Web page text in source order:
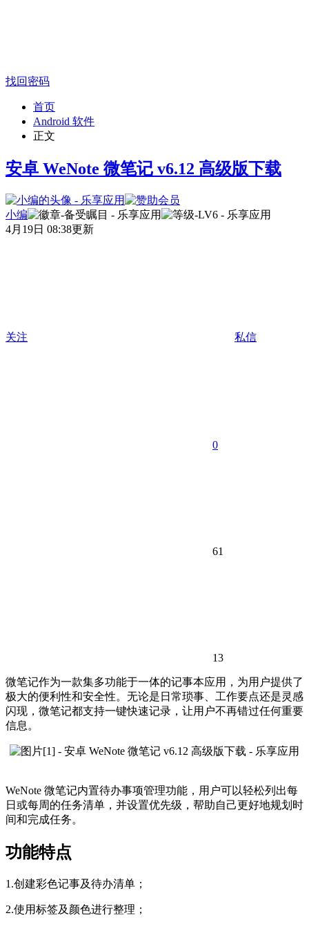
找回密码
首页
Android 软件
正文
安卓 WeNote 微笔记 v6.12 高级版下载
小编
4月19日 08:38更新
关注 私信
0
61
13
微笔记作为一款集多功能于一体的记事本应用，为用户提供了
极大的便利性和安全性。无论是日常琐事、工作要点还是灵感
闪现，微笔记都支持一键快速记录，让用户不再错过任何重要
信息。
WeNote 微笔记内置待办事项管理功能，用户可以轻松列出每
日或每周的任务清单，并设置优先级，帮助自己更好地规划时
间和完成任务。
功能特点
1.创建彩色记事及待办清单；
2.使用标签及颜色进行整理；